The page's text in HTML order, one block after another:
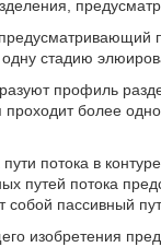
стадию
профиль
более
потока в
путей потока
собой пассивный
изобретения